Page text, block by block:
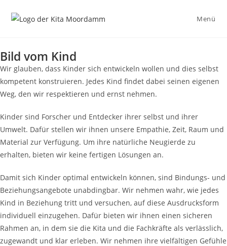
Menü
Bild vom Kind
Wir glauben, dass Kinder sich entwickeln wollen und dies selbst
kompetent konstruieren. Jedes Kind findet dabei seinen eigenen
Weg, den wir respektieren und ernst nehmen.
Kinder sind Forscher und Entdecker ihrer selbst und ihrer
Umwelt. Dafür stellen wir ihnen unsere Empathie, Zeit, Raum und
Material zur Verfügung. Um ihre natürliche Neugierde zu
erhalten, bieten wir keine fertigen Lösungen an.
Damit sich Kinder optimal entwickeln können, sind Bindungs- und
Beziehungsangebote unabdingbar. Wir nehmen wahr, wie jedes
Kind in Beziehung tritt und versuchen, auf diese Ausdrucksform
individuell einzugehen. Dafür bieten wir ihnen einen sicheren
Rahmen an, in dem sie die Kita und die Fachkräfte als verlässlich,
zugewandt und klar erleben. Wir nehmen ihre vielfältigen Gefühle